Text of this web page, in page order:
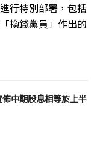
行特別部署，包括
換錢黨員」作出的
中期股息相等於上半